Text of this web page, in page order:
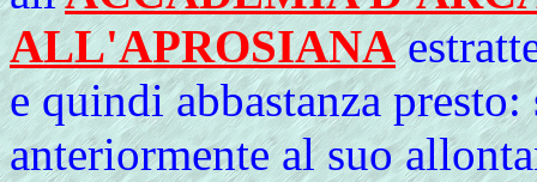
ALL'APROSIANA
e quindi abbastanza
anteriormente al suo